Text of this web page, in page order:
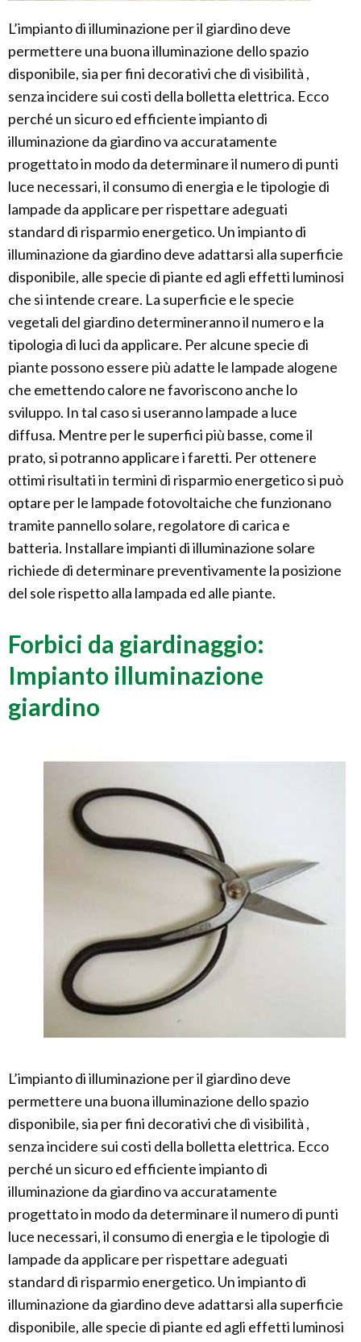
L’impianto di illuminazione per il giardino deve
permettere una buona illuminazione dello spazio
disponibile, sia per fini decorativi che di visibilità ,
senza incidere sui costi della bolletta elettrica. Ecco
perché un sicuro ed efficiente impianto di
illuminazione da giardino va accuratamente
progettato in modo da determinare il numero di punti
luce necessari, il consumo di energia e le tipologie di
lampade da applicare per rispettare adeguati
standard di risparmio energetico. Un impianto di
illuminazione da giardino deve adattarsi alla superficie
disponibile, alle specie di piante ed agli effetti luminosi
che si intende creare. La superficie e le specie
vegetali del giardino determineranno il numero e la
tipologia di luci da applicare. Per alcune specie di
piante possono essere più adatte le lampade alogene
che emettendo calore ne favoriscono anche lo
sviluppo. In tal caso si useranno lampade a luce
diffusa. Mentre per le superfici più basse, come il
prato, si potranno applicare i faretti. Per ottenere
ottimi risultati in termini di risparmio energetico si può
optare per le lampade fotovoltaiche che funzionano
tramite pannello solare, regolatore di carica e
batteria. Installare impianti di illuminazione solare
richiede di determinare preventivamente la posizione
del sole rispetto alla lampada ed alle piante.
Forbici da giardinaggio:
Impianto illuminazione
giardino
L’impianto di illuminazione per il giardino deve
permettere una buona illuminazione dello spazio
disponibile, sia per fini decorativi che di visibilità ,
senza incidere sui costi della bolletta elettrica. Ecco
perché un sicuro ed efficiente impianto di
illuminazione da giardino va accuratamente
progettato in modo da determinare il numero di punti
luce necessari, il consumo di energia e le tipologie di
lampade da applicare per rispettare adeguati
standard di risparmio energetico. Un impianto di
illuminazione da giardino deve adattarsi alla superficie
disponibile, alle specie di piante ed agli effetti luminosi